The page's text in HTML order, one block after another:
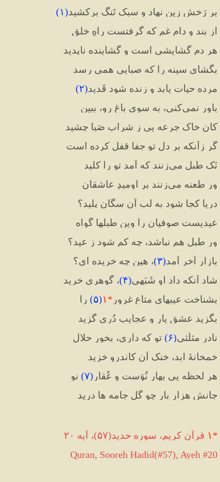
بر رَخش زین نهاد و سبک تَنگ برکشید(۱)
از بند و دامِ غم که گرفتست راهِ خلق
هر دم گشایشی است و گشاینده ناپدید
بگشای سینه را که صبایی همی رسد
مرده حیات یابد و زنده شود قَدید(۲)
باور نمی‌کنی، به سوی باغ رو، ببین
کان خاک جرعه یی ز شرابِ صَبا چشید
گر زآنکه بر دلِ تو جفا قفل کرده ا‌ست
نَک طبل می‌زنند که آمد تو را کلید
ور طعنه می‌زنند بر اومیدِ عاشقان
دریا کجا شود به لبِ آن سگان پلید؟
عیدیست صوفیان را وین طبلها گواه
ور طبل هم نباشد، چه کم شود ز عید؟
بازار آخر آمد(۳)، هین چه خریده ای؟
شاد آنکه داد او شَبَهی(۴)، گوهری خرید
بشناخت عیبهای متاعِ غرور * ۱(۵) را
بگزید عشقِ یار و عجایب دُری گزید
نادر مثلّثی(۶) تو که داری، بخور حلال
خمخانهٔ ابد، خنک آن کاندرو خزید
هر لحظه یی بهارِ نُوَست و عُقارِ (۷) نو
جانش هزار بار چو گل جامه ها درید
* ۱ قرآن کریم، سوره حدید(۵۷)، آیه ۲۰
Quran, Sooreh Hadid(#57), Ayeh #20